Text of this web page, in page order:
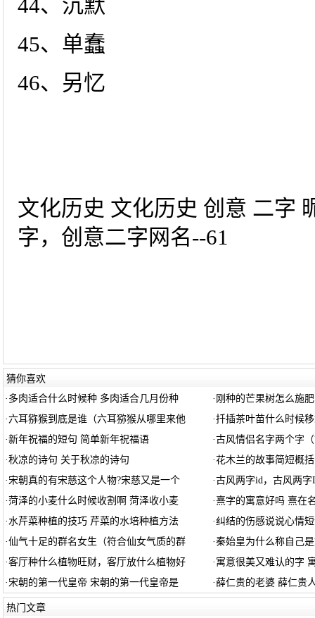
44、沉默
45、单蠢
46、另忆
文化历史 文化历史 创意 二字
字，创意二字网名--61
猜你喜欢
· 多肉适合什么时候种 多肉适合几月份种 · 刚种的芒果树怎么施
·六耳猕猴到底是谁（六耳猕猴从哪里来他 ·扦插茶叶苗什么时候
·新年祝福的短句 简单新年祝福语 ·古风情侣名字两个字
·秋凉的诗句 关于秋凉的诗句 ·花木兰的故事简短概
· 宋朝真的有宋慈这个人物?宋慈又是一个 ·古风两字id，古风两字
·菏泽的小麦什么时候收割啊 菏泽收小麦 ·熹字的寓意好吗 熹在
·水芹菜种植的技巧 芹菜的水培种植方法 ·纠结的伤感说说心情
·仙气十足的群名女生（符合仙女气质的群 ·秦始皇为什么称自己
·客厅种什么植物旺财，客厅放什么植物好 · 寓意很美又难认的字
· 宋朝的第一代皇帝 宋朝的第一代皇帝是 · 薛仁贵的老婆 薛仁贵
热门文章